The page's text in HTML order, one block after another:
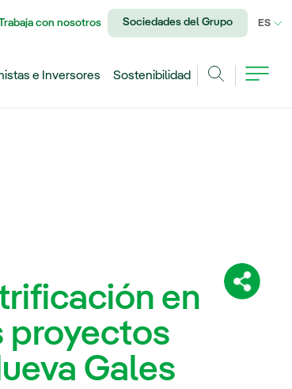
con nosotros Sociedades del Grupo ES
e Inversores
Sostenibilidad
en
proyectos
Gales